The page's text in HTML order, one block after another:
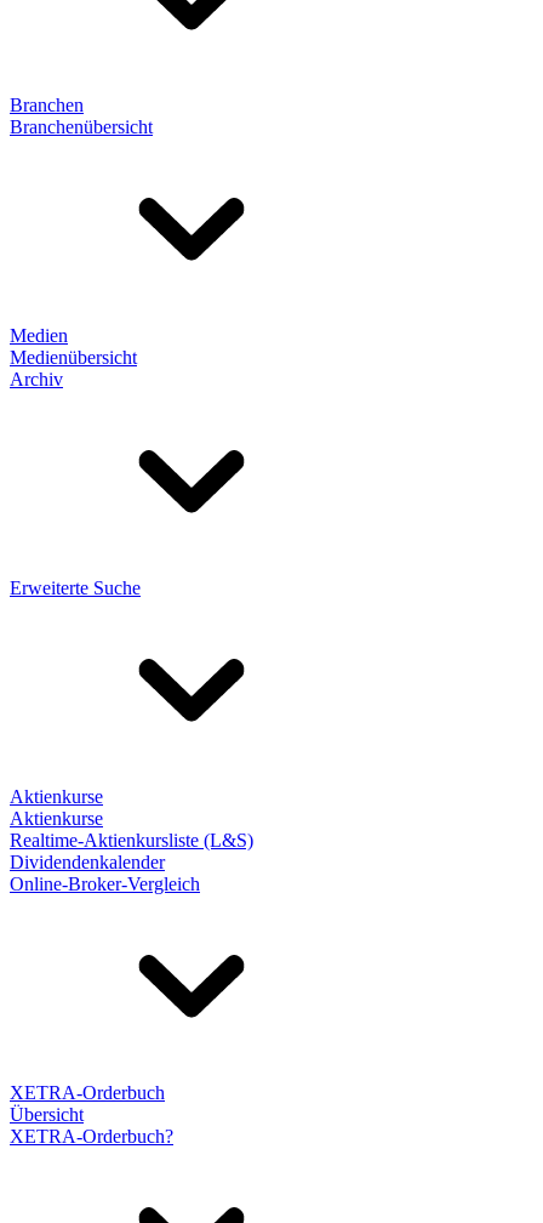
Branchen
Branchenübersicht
Medien
Medienübersicht
Archiv
Erweiterte Suche
Aktienkurse
Aktienkurse
Realtime-Aktienkursliste (L&S)
Dividendenkalender
Online-Broker-Vergleich
XETRA-Orderbuch
Übersicht
XETRA-Orderbuch?